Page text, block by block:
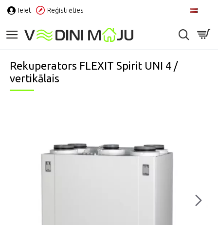
Ieiet Reģistrēties
Rekuperators FLEXIT Spirit UNI 4 /
vertikālais